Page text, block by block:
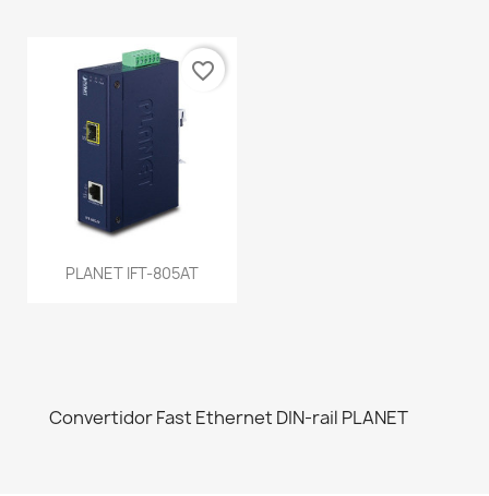
PLANET IFT-805AT
favorite_border
Convertidor Fast Ethernet DIN-rail PLANET